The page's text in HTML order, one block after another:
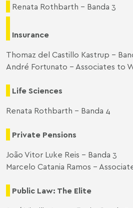
Renata Rothbarth – Banda 3
Insurance
Thomaz del Castillo Kastrup –
André Fortunato – Associates to
Life Sciences
Renata Rothbarth – Banda 4
Private Pensions
João Vitor Luke Reis – Banda 3
Marcelo Catania Ramos –
Public Law: The Elite